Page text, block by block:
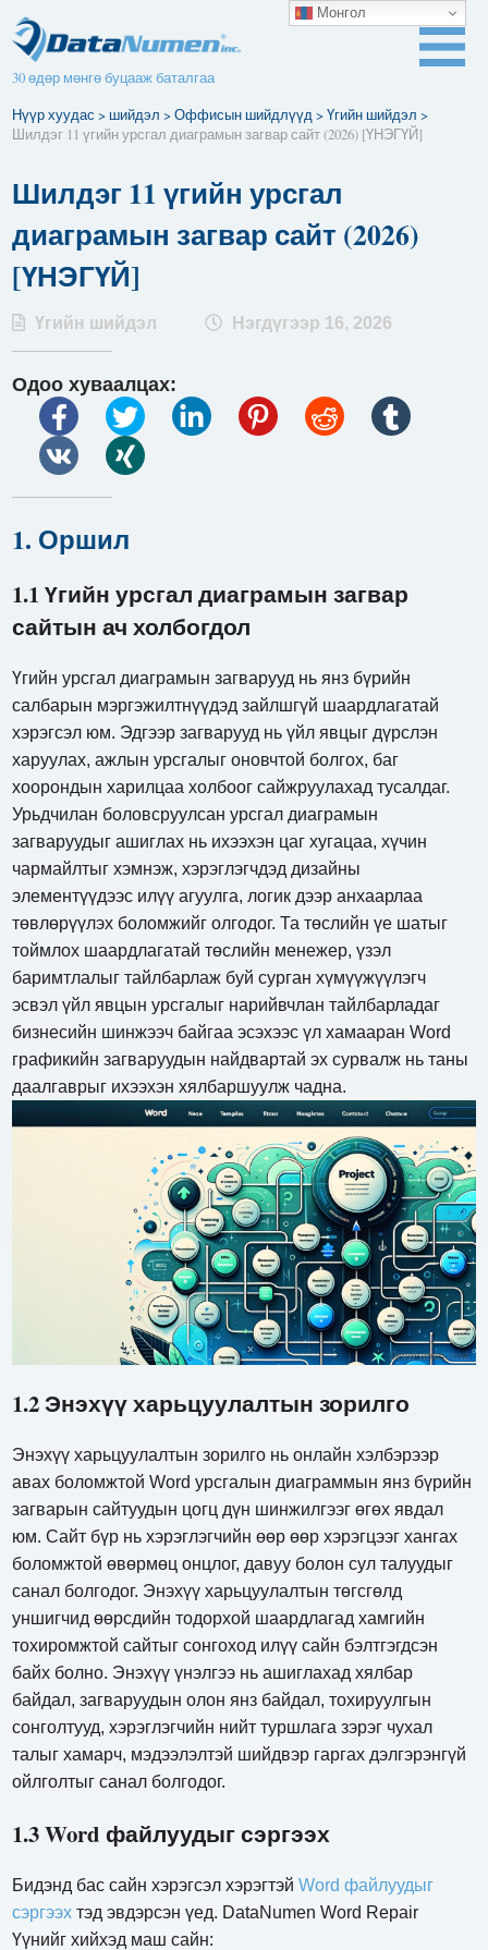
30 өдөр мөнгө буцааж баталгаа
Нүүр хуудас > шийдэл >Оффисын шийдлүүд>Үгийн шийдэл >
Шилдэг 11 үгийн урсгал диаграмын загвар сайт (2026) [ҮНЭГҮЙ]
Шилдэг 11 үгийн урсгал
диаграмын загвар сайт (2026)
[ҮНЭГҮЙ]
Үгийн шийдэл Нэгдүгээр 16, 2026
Одоо хуваалцах:
1. Оршил
1.1 Үгийн урсгал диаграмын загвар
сайтын ач холбогдол
Үгийн урсгал диаграмын загварууд нь янз бүрийн
салбарын мэргэжилтнүүдэд зайлшгүй шаардлагатай
хэрэгсэл юм. Эдгээр загварууд нь үйл явцыг дүрслэн
харуулах, ажлын урсгалыг оновчтой болгох, баг
хоорондын харилцаа холбоог сайжруулахад тусалдаг.
Урьдчилан боловсруулсан урсгал диаграмын
загваруудыг ашиглах нь ихээхэн цаг хугацаа, хүчин
чармайлтыг хэмнэж, хэрэглэгчдэд дизайны
элементүүдээс илүү агуулга, логик дээр анхаарлаа
төвлөрүүлэх боломжийг олгодог. Та төслийн үе шатыг
тоймлох шаардлагатай төслийн менежер, үзэл
баримтлалыг тайлбарлаж буй сурган хүмүүжүүлэгч
эсвэл үйл явцын урсгалыг нарийвчлан тайлбарладаг
бизнесийн шинжээч байгаа эсэхээс үл хамааран Word
графикийн загваруудын найдвартай эх сурвалж нь таны
даалгаврыг ихээхэн хялбаршуулж чадна.
1.2 Энэхүү харьцуулалтын зорилго
Энэхүү харьцуулалтын зорилго нь онлайн хэлбэрээр
авах боломжтой Word урсгалын диаграммын янз бүрийн
загварын сайтуудын цогц дүн шинжилгээг өгөх явдал
юм. Сайт бүр нь хэрэглэгчийн өөр өөр хэрэгцээг хангах
боломжтой өвөрмөц онцлог, давуу болон сул талуудыг
санал болгодог. Энэхүү харьцуулалтын төгсгөлд
уншигчид өөрсдийн тодорхой шаардлагад хамгийн
тохиромжтой сайтыг сонгоход илүү сайн бэлтгэгдсэн
байх болно. Энэхүү үнэлгээ нь ашиглахад хялбар
байдал, загваруудын олон янз байдал, тохируулгын
сонголтууд, хэрэглэгчийн нийт туршлага зэрэг чухал
талыг хамарч, мэдээлэлтэй шийдвэр гаргах дэлгэрэнгүй
ойлголтыг санал болгодог.
1.3 Word файлуудыг сэргээх
Бидэнд бас сайн хэрэгсэл хэрэгтэйWord файлуудыг
сэргээх тэд эвдэрсэн үед. DataNumen Word Repair
Үүнийг хийхэд маш сайн:
Монгол